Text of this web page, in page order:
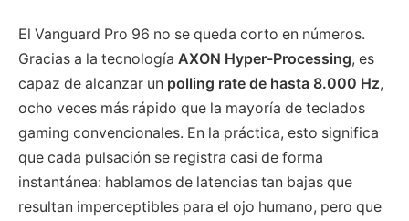
El Vanguard Pro 96 no se queda corto en números.
Gracias a la tecnología AXON Hyper-Processing, es
capaz de alcanzar un polling rate de hasta 8.000 Hz,
ocho veces más rápido que la mayoría de teclados
gaming convencionales. En la práctica, esto significa
que cada pulsación se registra casi de forma
instantánea: hablamos de latencias tan bajas que
resultan imperceptibles para el ojo humano, pero que